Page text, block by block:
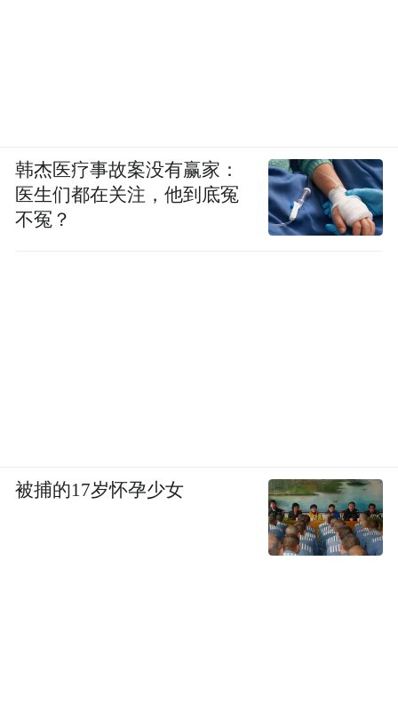
韩杰医疗事故案没有赢家：
医生们都在关注，他到底冤
不冤？
被捕的17岁怀孕少女